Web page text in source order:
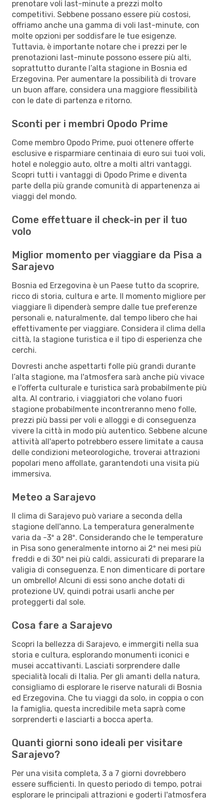
prenotare voli last-minute a prezzi molto
competitivi. Sebbene possano essere più costosi,
offriamo anche una gamma di voli last-minute, con
molte opzioni per soddisfare le tue esigenze.
Tuttavia, è importante notare che i prezzi per le
prenotazioni last-minute possono essere più alti,
soprattutto durante l’alta stagione in Bosnia ed
Erzegovina. Per aumentare la possibilità di trovare
un buon affare, considera una maggiore flessibilità
con le date di partenza e ritorno.
Sconti per i membri Opodo Prime
Come membro Opodo Prime, puoi ottenere offerte
esclusive e risparmiare centinaia di euro sui tuoi voli,
hotel e noleggio auto, oltre a molti altri vantaggi.
Scopri tutti i vantaggi di Opodo Prime e diventa
parte della più grande comunità di appartenenza ai
viaggi del mondo.
Come effettuare il check-in per il tuo
volo
Miglior momento per viaggiare da Pisa a
Sarajevo
Bosnia ed Erzegovina è un Paese tutto da scoprire,
ricco di storia, cultura e arte. Il momento migliore per
viaggiare lì dipenderà sempre dalle tue preferenze
personali e, naturalmente, dal tempo libero che hai
effettivamente per viaggiare. Considera il clima della
città, la stagione turistica e il tipo di esperienza che
cerchi.
Dovresti anche aspettarti folle più grandi durante
l’alta stagione, ma l'atmosfera sarà anche più vivace
e l'offerta culturale e turistica sarà probabilmente più
alta. Al contrario, i viaggiatori che volano fuori
stagione probabilmente incontreranno meno folle,
prezzi più bassi per voli e alloggi e di conseguenza
vivere la città in modo più autentico. Sebbene alcune
attività all'aperto potrebbero essere limitate a causa
delle condizioni meteorologiche, troverai attrazioni
popolari meno affollate, garantendoti una visita più
immersiva.
Meteo a Sarajevo
Il clima di Sarajevo può variare a seconda della
stagione dell'anno. La temperatura generalmente
varia da -3º a 28º. Considerando che le temperature
in Pisa sono generalmente intorno ai 2º nei mesi più
freddi e di 30º nei più caldi, assicurati di preparare la
valigia di conseguenza. E non dimenticare di portare
un ombrello! Alcuni di essi sono anche dotati di
protezione UV, quindi potrai usarli anche per
proteggerti dal sole.
Cosa fare a Sarajevo
Scopri la bellezza di Sarajevo, e immergiti nella sua
storia e cultura, esplorando monumenti iconici e
musei accattivanti. Lasciati sorprendere dalle
specialità locali di Italia. Per gli amanti della natura,
consigliamo di esplorare le riserve naturali di Bosnia
ed Erzegovina. Che tu viaggi da solo, in coppia o con
la famiglia, questa incredibile meta saprà come
sorprenderti e lasciarti a bocca aperta.
Quanti giorni sono ideali per visitare
Sarajevo?
Per una visita completa, 3 a 7 giorni dovrebbero
essere sufficienti. In questo periodo di tempo, potrai
esplorare le principali attrazioni e goderti l'atmosfera